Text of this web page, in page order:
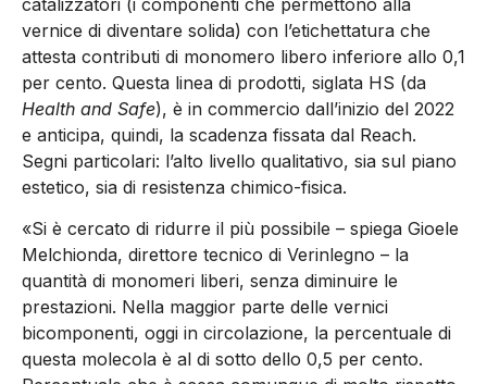
vernice di diventare solida) con l’etichettatura che
attesta contributi di monomero libero inferiore allo 0,1
per cento. Questa linea di prodotti, siglata HS (da
Health and Safe), è in commercio dall’inizio del 2022
e anticipa, quindi, la scadenza fissata dal Reach.
Segni particolari: l’alto livello qualitativo, sia sul piano
estetico, sia di resistenza chimico-fisica.
«Si è cercato di ridurre il più possibile – spiega Gioele
Melchionda, direttore tecnico di Verinlegno – la
quantità di monomeri liberi, senza diminuire le
prestazioni. Nella maggior parte delle vernici
bicomponenti, oggi in circolazione, la percentuale di
questa molecola è al di sotto dello 0,5 per cento.